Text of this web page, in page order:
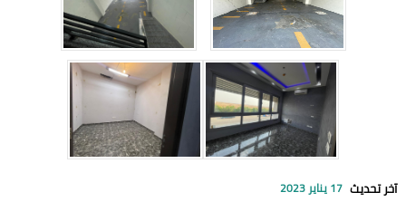
آخر تحديث 17 يناير 2023